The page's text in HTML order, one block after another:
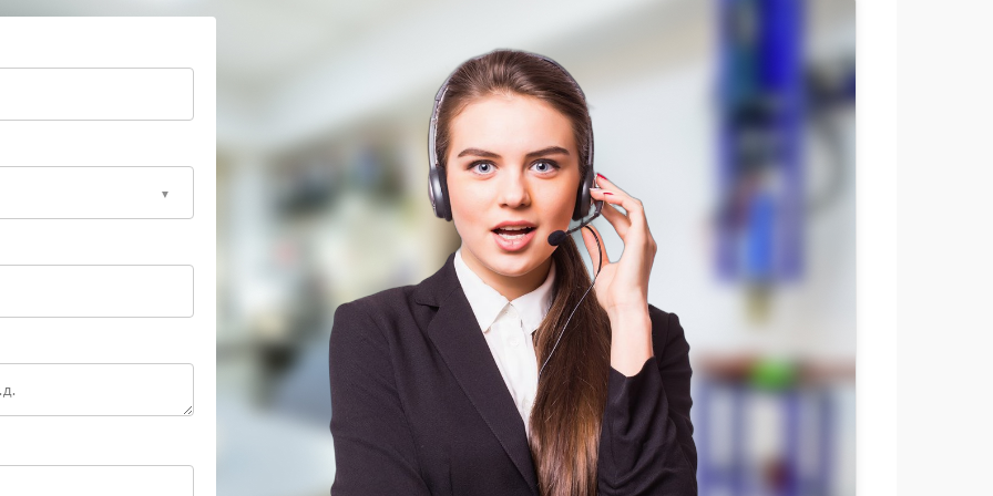
или высыхания термопасты;
элементов питания.
оборудования;
модели ноутбука и характера поломки;
и соблюдение заводских стандартов.
комплексный процесс, включающий замену
и тестирование работоспособности после
функциональности ноутбука и сохранение его